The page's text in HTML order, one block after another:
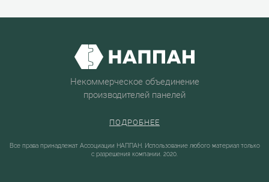
Некоммерческое объединение
производителей панелей
ПОДРОБНЕЕ
Все права принадлежат Ассоциации НАППАН. Использование любого материал только
с разрешения компании. 2020.